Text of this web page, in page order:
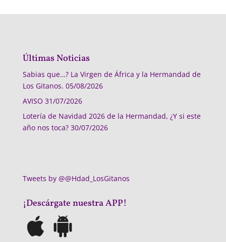
Últimas Noticias
Sabias que…? La Virgen de África y la Hermandad de
Los Gitanos. 05/08/2026
AVISO 31/07/2026
Lotería de Navidad 2026 de la Hermandad, ¿Y si este
año nos toca? 30/07/2026
Tweets by @@Hdad_LosGitanos
¡Descárgate nuestra APP!